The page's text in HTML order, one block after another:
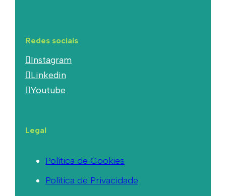
Redes sociais
Instagram
Linkedin
Youtube
Legal
Política de Cookies
Política de Privacidade